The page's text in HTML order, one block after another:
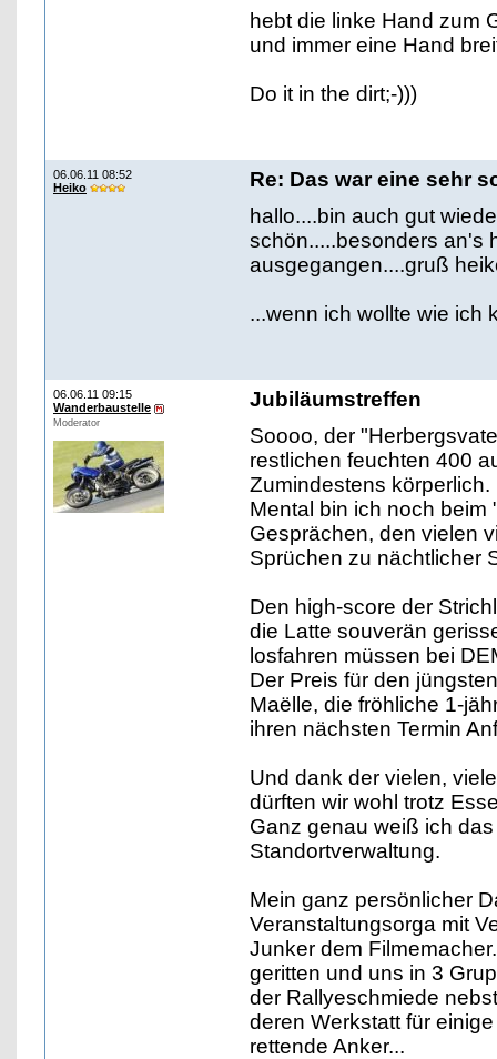
hebt die linke Hand zum
und immer eine Hand
Do it in the dirt;-)))
06.06.11 08:52
Heiko
Re: Das war eine sehr
hallo....bin auch gut
schön.....besonders an's
ausgegangen....gruß
...wenn ich wollte wie ich
06.06.11 09:15
Wanderbaustelle
Moderator
Jubiläumstreffen
Soooo, der
restlichen feuchten 400
Zumindestens körperlich.
Mental bin ich noch beim
Gesprächen, den vielen
Sprüchen zu nächtlicher
Den high-score der
die Latte souverän
losfahren müssen bei
Der Preis für den
Maëlle, die fröhliche 1-
ihren nächsten Termin
Und dank der vielen,
dürften wir wohl trotz
Ganz genau weiß ich
Standortverwaltung.
Mein ganz persönlicher
Veranstaltungsorga mit
Junker dem
geritten und uns in 3
der Rallyeschmiede
deren Werkstatt für
rettende Anker...